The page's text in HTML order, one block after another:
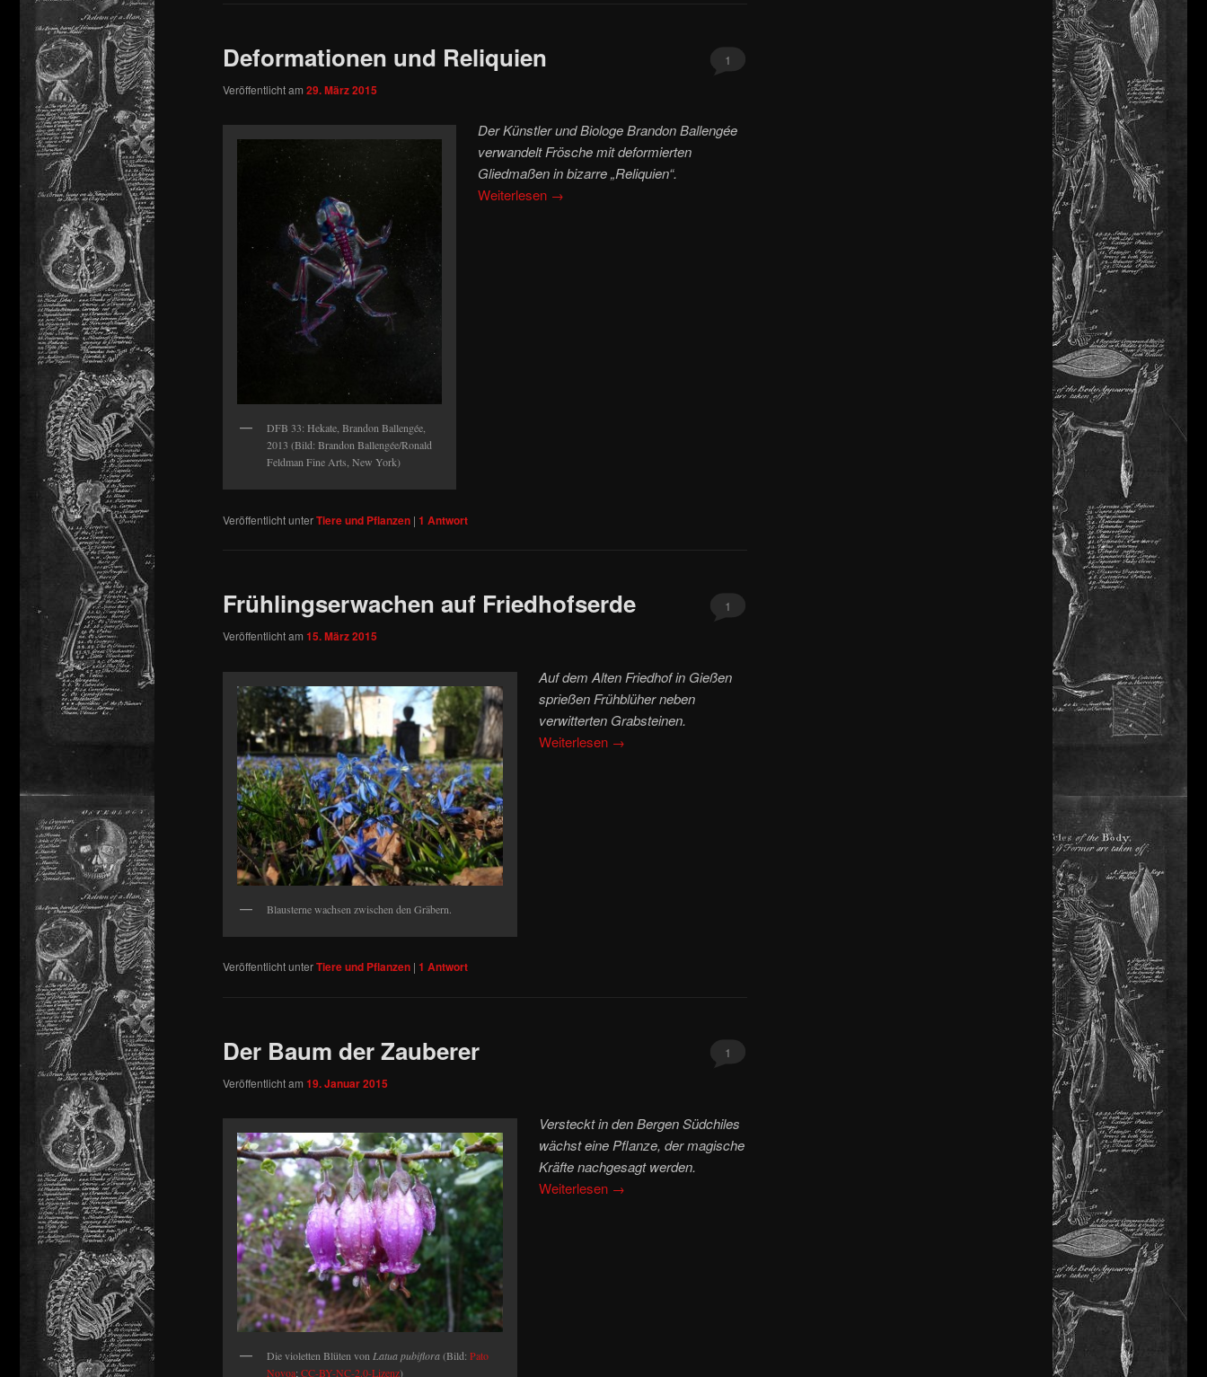
Deformationen und Reliquien
Veröffentlicht am 29. März 2015
1
DFB 33: Hekate, Brandon Ballengée,
2013 (Bild: Brandon Ballengée/Ronald
Feldman Fine Arts, New York)
Der Künstler und Biologe Brandon Ballengée
verwandelt Frösche mit deformierten
Gliedmaßen in bizarre „Reliquien“.
Weiterlesen →
Veröffentlicht unterTiere und Pflanzen | 1 Antwort
Frühlingserwachen auf Friedhofserde
Veröffentlicht am 15. März 2015
1
Blausterne wachsen zwischen den Gräbern.
Auf dem Alten Friedhof in Gießen
sprießen Frühblüher neben
verwitterten Grabsteinen.
Weiterlesen →
Veröffentlicht unterTiere und Pflanzen | 1 Antwort
Der Baum der Zauberer
Veröffentlicht am 19. Januar 2015
1
Die violetten Blüten von Latua pubiflora(Bild: Pato
Novoa; CC-BY-NC-2.0-Lizenz)
Versteckt in den Bergen Südchiles
wächst eine Pflanze, der magische
Kräfte nachgesagt werden.
Weiterlesen →